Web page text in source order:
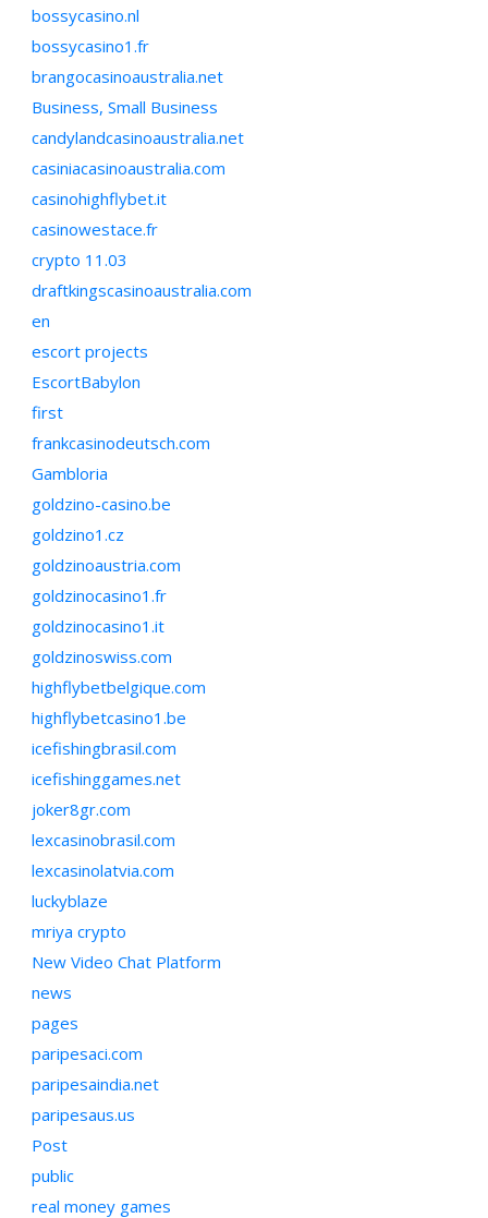
bossycasino.nl
bossycasino1.fr
brangocasinoaustralia.net
Business, Small Business
candylandcasinoaustralia.net
casiniacasinoaustralia.com
casinohighflybet.it
casinowestace.fr
crypto 11.03
draftkingscasinoaustralia.com
en
escort projects
EscortBabylon
first
frankcasinodeutsch.com
Gambloria
goldzino-casino.be
goldzino1.cz
goldzinoaustria.com
goldzinocasino1.fr
goldzinocasino1.it
goldzinoswiss.com
highflybetbelgique.com
highflybetcasino1.be
icefishingbrasil.com
icefishinggames.net
joker8gr.com
lexcasinobrasil.com
lexcasinolatvia.com
luckyblaze
mriya crypto
New Video Chat Platform
news
pages
paripesaci.com
paripesaindia.net
paripesaus.us
Post
public
real money games